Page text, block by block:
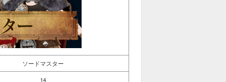
ソードマスター
14